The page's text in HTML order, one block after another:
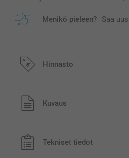
Menikö pieleen? Saa
Hinnasto
Kaikki hinnat ovat euroina,
eivät sisällä postikuluja.
Kuvaus
Tekniset tiedot